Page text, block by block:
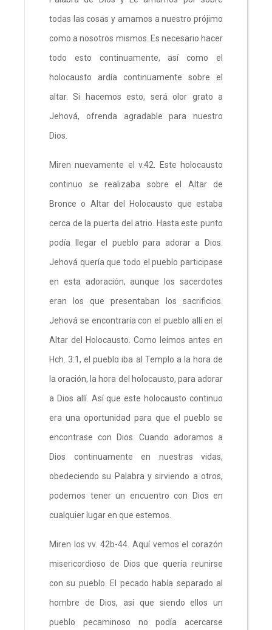
todas las cosas y amamos a nuestro prójimo
como a nosotros mismos. Es necesario hacer
todo esto continuamente, así como el
holocausto ardía continuamente sobre el
altar. Si hacemos esto, será olor grato a
Jehová, ofrenda agradable para nuestro
Dios.
Miren nuevamente el v.42. Este holocausto
continuo se realizaba sobre el Altar de
Bronce o Altar del Holocausto que estaba
cerca de la puerta del atrio. Hasta este punto
podía llegar el pueblo para adorar a Dios.
Jehová quería que todo el pueblo participase
en esta adoración, aunque los sacerdotes
eran los que presentaban los sacrificios.
Jehová se encontraría con el pueblo allí en el
Altar del Holocausto. Como leímos antes en
Hch. 3:1, el pueblo iba al Templo a la hora de
la oración, la hora del holocausto, para adorar
a Dios allí. Así que este holocausto continuo
era una oportunidad para que el pueblo se
encontrase con Dios. Cuando adoramos a
Dios continuamente en nuestras vidas,
obedeciendo su Palabra y sirviendo a otros,
podemos tener un encuentro con Dios en
cualquier lugar en que estemos.
Miren los vv. 42b-44. Aquí vemos el corazón
misericordioso de Dios que quería reunirse
con su pueblo. El pecado había separado al
hombre de Dios, así que siendo ellos un
pueblo pecaminoso no podía acercarse